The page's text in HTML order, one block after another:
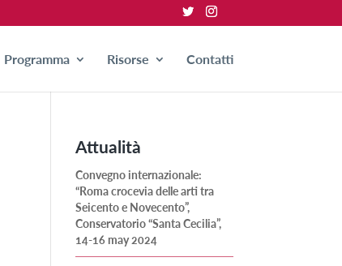
Programma Risorse Contatti
Attualità
Convegno internazionale:
“Roma crocevia delle arti tra
Seicento e Novecento”,
Conservatorio “Santa Cecilia”,
14-16 may 2024